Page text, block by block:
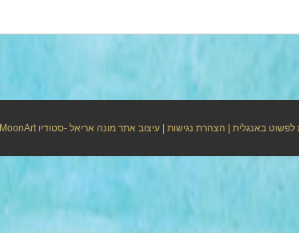
לפשוט באנגלית | הצהרת נגישות | עיצוב אתר מונה אריאל -סטודיוMoonArt